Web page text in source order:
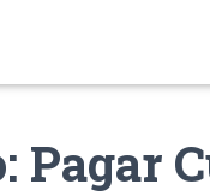
Pagar